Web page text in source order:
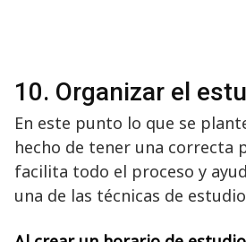
10. Organizar el
En este punto lo que se
hecho de tener una correcta
facilita todo el proceso y
una de las técnicas de